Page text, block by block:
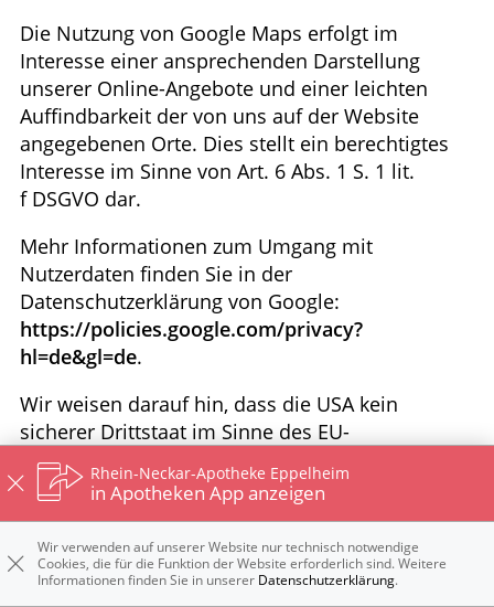
Die Nutzung von Google Maps erfolgt im
Interesse einer ansprechenden Darstellung
unserer Online-Angebote und einer leichten
Auffindbarkeit der von uns auf der Website
angegebenen Orte. Dies stellt ein berechtigtes
Interesse im Sinne von Art. 6 Abs. 1 S. 1 lit.
f DSGVO dar.
Mehr Informationen zum Umgang mit
Nutzerdaten finden Sie in der
Datenschutzerklärung von Google:
https://policies.google.com/privacy?
hl=de&gl=de.
Wir weisen darauf hin, dass die USA kein
sicherer Drittstaat im Sinne des EU-
Datenschutzrechts sind. US-Unternehmen sind
dazu verpflichtet, personenbezogene Daten an
Sie als Betroffener hiergegen gerichtlich
vorgehen könnten. Es kann daher nicht
ausgeschlossen werden, dass US-Behörden (z.B.
Rhein-Neckar-Apotheke Eppelheim
in Apotheken App anzeigen
Wir verwenden auf unserer Website nur technisch notwendige
Cookies, die für die Funktion der Website erforderlich sind. Weitere
Informationen finden Sie in unserer Datenschutzerklärung.